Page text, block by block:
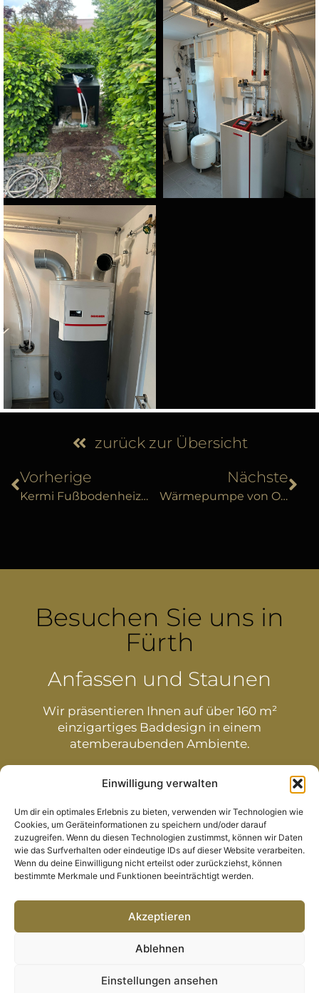
Einwilligung verwalten
Um dir ein optimales Erlebnis zu bieten, verwenden wir Technologien wie
Cookies, um Geräteinformationen zu speichern und/oder darauf
zuzugreifen. Wenn du diesen Technologien zustimmst, können wir Daten
wie das Surfverhalten oder eindeutige IDs auf dieser Website verarbeiten.
Wenn du deine Einwilligung nicht erteilst oder zurückziehst, können
bestimmte Merkmale und Funktionen beeinträchtigt werden.
Akzeptieren
Ablehnen
Einstellungen ansehen
zurück zur Übersicht
Vorherige
Kermi Fußbodenheizung für ein Eigenheim in der Region Nürnberg
Nächste
Wärmepumpe von Ochsner statt Ölheizung im Landkreis Erlangen
Besuchen Sie uns in
Fürth
Anfassen und Staunen
Wir präsentieren Ihnen auf über 160 m²
einzigartiges Baddesign in einem
atemberaubenden Ambiente.
0911 / 960 43 420
Kontakt
Datenschutzerklärung|Impressum|